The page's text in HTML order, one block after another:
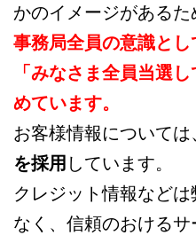
かのイメージがあるた
事務局全員の意識とし
「みなさま全員当選
めています。
お客様情報については
を採用 しています。
クレジット情報など
なく、信頼のおける